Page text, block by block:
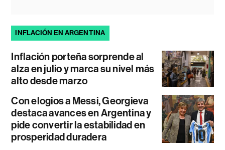
INFLACIÓN EN ARGENTINA
Inflación porteña sorprende al
alza en julio y marca su nivel más
alto desde marzo
Con elogios a Messi, Georgieva
destaca avances en Argentina y
pide convertir la estabilidad en
prosperidad duradera